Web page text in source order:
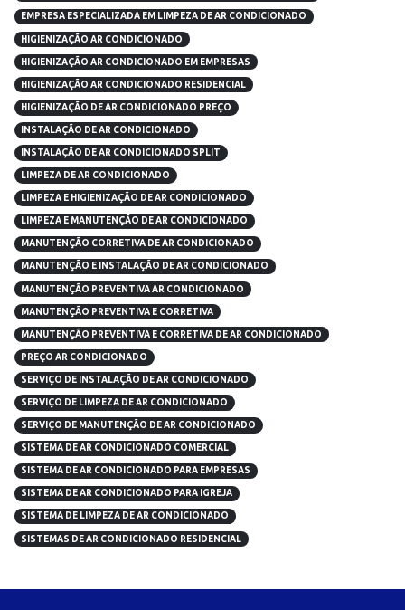
EMPRESA ESPECIALIZADA EM LIMPEZA DE AR CONDICIONADO
HIGIENIZAÇÃO AR CONDICIONADO
HIGIENIZAÇÃO AR CONDICIONADO EM EMPRESAS
HIGIENIZAÇÃO AR CONDICIONADO RESIDENCIAL
HIGIENIZAÇÃO DE AR CONDICIONADO PREÇO
INSTALAÇÃO DE AR CONDICIONADO
INSTALAÇÃO DE AR CONDICIONADO SPLIT
LIMPEZA DE AR CONDICIONADO
LIMPEZA E HIGIENIZAÇÃO DE AR CONDICIONADO
LIMPEZA E MANUTENÇÃO DE AR CONDICIONADO
MANUTENÇÃO CORRETIVA DE AR CONDICIONADO
MANUTENÇÃO E INSTALAÇÃO DE AR CONDICIONADO
MANUTENÇÃO PREVENTIVA AR CONDICIONADO
MANUTENÇÃO PREVENTIVA E CORRETIVA
MANUTENÇÃO PREVENTIVA E CORRETIVA DE AR CONDICIONADO
PREÇO AR CONDICIONADO
SERVIÇO DE INSTALAÇÃO DE AR CONDICIONADO
SERVIÇO DE LIMPEZA DE AR CONDICIONADO
SERVIÇO DE MANUTENÇÃO DE AR CONDICIONADO
SISTEMA DE AR CONDICIONADO COMERCIAL
SISTEMA DE AR CONDICIONADO PARA EMPRESAS
SISTEMA DE AR CONDICIONADO PARA IGREJA
SISTEMA DE LIMPEZA DE AR CONDICIONADO
SISTEMAS DE AR CONDICIONADO RESIDENCIAL